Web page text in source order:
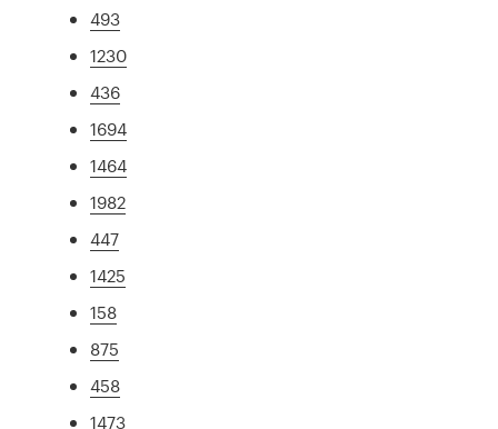
493
1230
436
1694
1464
1982
447
1425
158
875
458
1473